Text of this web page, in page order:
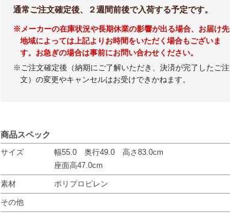
通常ご注文確定後、２週間前後で入荷する予定です。
※メーカーの在庫状況や長期休業の影響が出る場合、お届け先
地域によっては上記よりお時間をいただく場合もございま
す。お急ぎの場合は事前にお問い合わせください。
※ご注文確定後（納期にご了解いただき、決済が完了したご注
文）の変更やキャンセルはお受けできかねます。
商品スペック
サイズ
幅55.0 奥行49.0 高さ83.0cm
座面高47.0cm
素材 ポリプロピレン
その他